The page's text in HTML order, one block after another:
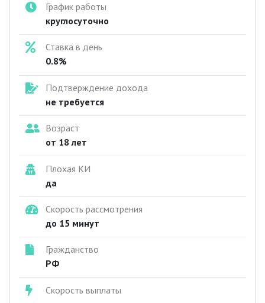
График работы
круглосуточно
Ставка в день
0.8%
Подтверждение дохода
не требуется
Возраст
от 18 лет
Плохая КИ
да
Скорость рассмотрения
до 15 минут
Гражданство
РФ
Скорость выплаты